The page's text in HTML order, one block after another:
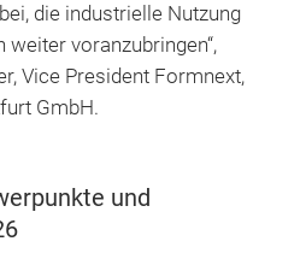
die industrielle Nutzung
voranzubringen“,
Vice President Formnext,
GmbH.
und